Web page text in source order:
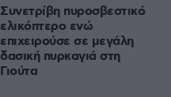
Συνετρίβη πυροσβεστικό
ελικόπτερο ενώ
επιχειρούσε σε μεγάλη
δασική πυρκαγιά στη
Γιούτα